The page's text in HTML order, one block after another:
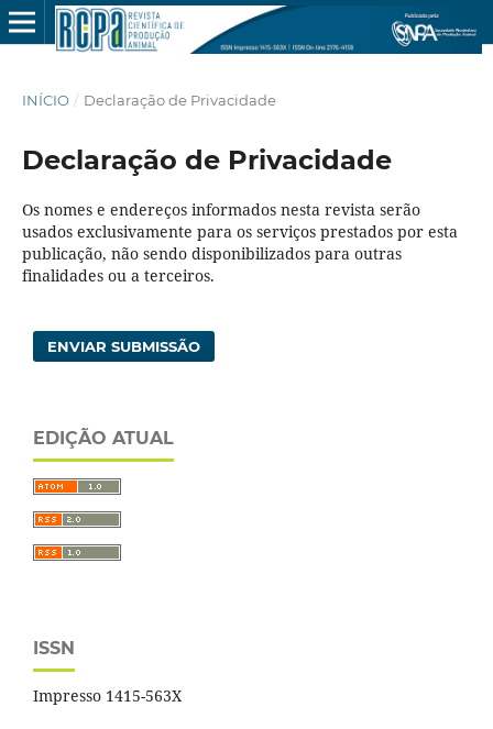
INÍCIO / Declaração de Privacidade
Declaração de Privacidade
Os nomes e endereços informados nesta revista serão
usados exclusivamente para os serviços prestados por esta
publicação, não sendo disponibilizados para outras
finalidades ou a terceiros.
ENVIAR SUBMISSÃO
EDIÇÃO ATUAL
ISSN
Impresso 1415-563X